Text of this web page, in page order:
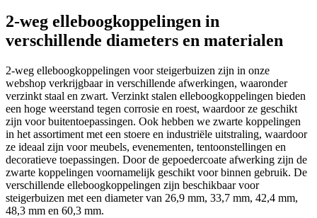
2-weg elleboogkoppelingen in
verschillende diameters en materialen
2-weg elleboogkoppelingen voor steigerbuizen zijn in onze
webshop verkrijgbaar in verschillende afwerkingen, waaronder
verzinkt staal en zwart. Verzinkt stalen elleboogkoppelingen bieden
een hoge weerstand tegen corrosie en roest, waardoor ze geschikt
zijn voor buitentoepassingen. Ook hebben we zwarte koppelingen
in het assortiment met een stoere en industriële uitstraling, waardoor
ze ideaal zijn voor meubels, evenementen, tentoonstellingen en
decoratieve toepassingen. Door de gepoedercoate afwerking zijn de
zwarte koppelingen voornamelijk geschikt voor binnen gebruik. De
verschillende elleboogkoppelingen zijn beschikbaar voor
steigerbuizen met een diameter van 26,9 mm, 33,7 mm, 42,4 mm,
48,3 mm en 60,3 mm.